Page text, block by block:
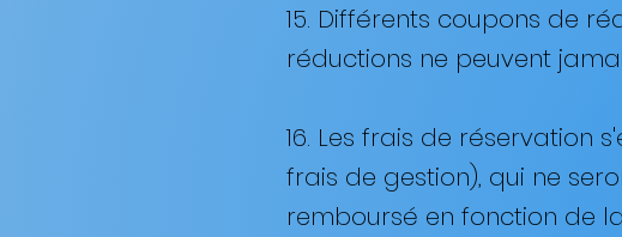
15. Différents coupons de
réductions ne peuvent
16. Les frais de réservation
frais de gestion), qui ne
remboursé en fonction de